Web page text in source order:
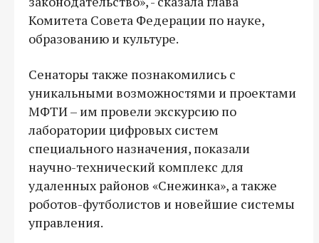
Комитета Совета Федерации по науке,
образованию и культуре.
Сенаторы также познакомились с
уникальными возможностями и проектами
МФТИ – им провели экскурсию по
лаборатории цифровых систем
специального назначения, показали
научно-технический комплекс для
удаленных районов «Снежинка», а также
роботов-футболистов и новейшие системы
управления.